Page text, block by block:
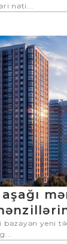
nəti...
aşağı
yeni